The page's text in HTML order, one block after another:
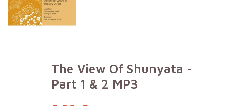
The View Of Shunyata -
Part 1 & 2 MP3